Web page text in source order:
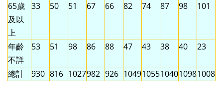
65歲
及以
上
33 50 51 67 66 82 74 87 98 101
年齡
不詳
53 51 98 86 88 47 43 38 40 23
總計 930 816 1027982 926 10491055104010981008